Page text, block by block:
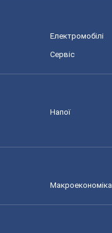
Електромобілі
Сервіс
Напої
Макроекономіка